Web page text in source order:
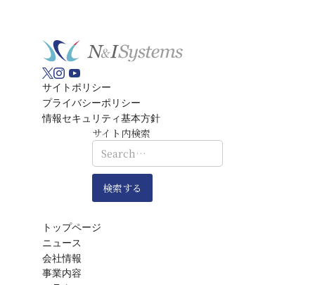
サイトポリシー
プライバシーポリシー
情報セキュリティ基本方針
サイト内検索
トップページ
ニュース
会社情報
事業内容